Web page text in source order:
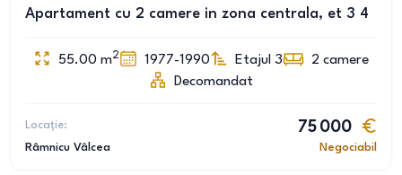
Apartament cu 2 camere in zona centrala, et 3 4
55.00 m2 1977-1990 Etajul 3 2 camere
Decomandat
Locație:
Râmnicu Vâlcea
75 000
Negociabil